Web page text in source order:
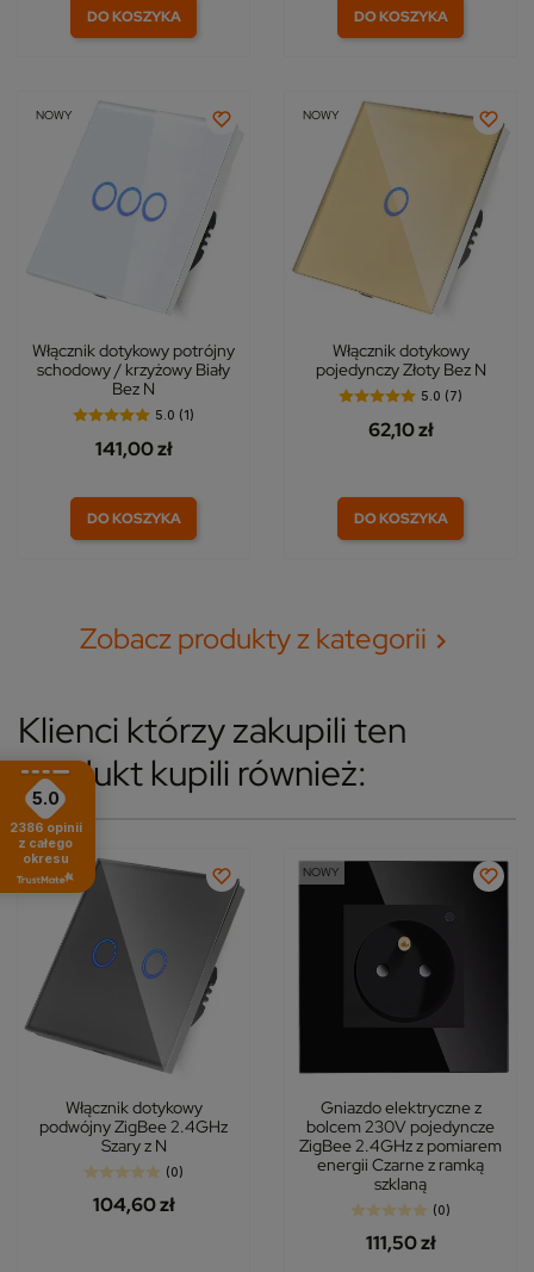
DO KOSZYKA DO KOSZYKA
NOWY
Włącznik dotykowy potrójny
schodowy / krzyżowy Biały
Bez N
5.0 (1)
141,00 zł
DO KOSZYKA
NOWY
Włącznik dotykowy
pojedynczy Złoty Bez N
5.0 (7)
62,10 zł
DO KOSZYKA
Zobacz produkty z kategorii 
Klienci którzy zakupili ten
produkt kupili również:
NOWY
Włącznik dotykowy
podwójny ZigBee 2.4GHz
Szary z N
(0)
104,60 zł
NOWY
Gniazdo elektryczne z
bolcem 230V pojedyncze
ZigBee 2.4GHz z pomiarem
energii Czarne z ramką
szklaną
(0)
111,50 zł
5.0
2386 opinii
z całego
okresu